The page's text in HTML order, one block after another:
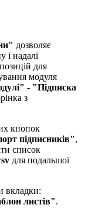
дозволяє
і надалі
для
модуля
- "Підписка
з
кнопок
підписників",
список
для подальшої
вкладки:
листів".